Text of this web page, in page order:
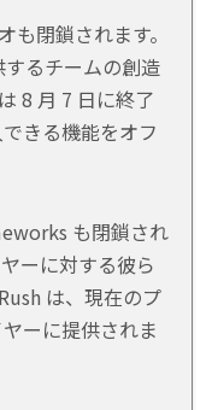
閉鎖されます。
るチームの創造
8 月 7 日に終了
きる機能をオフ
も閉鎖され
ーに対する彼ら
は、現在のプ
ーに提供されま